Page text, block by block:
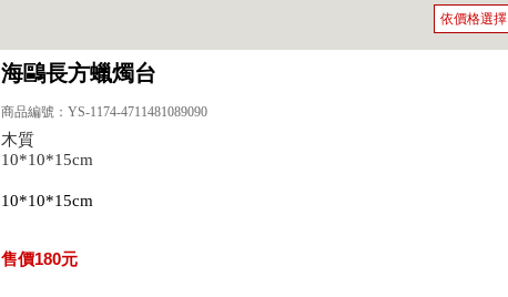
依價格選擇
海鷗長方蠟燭台
商品編號：YS-1174-4711481089090
木質
10*10*15cm
10*10*15cm
售價180元